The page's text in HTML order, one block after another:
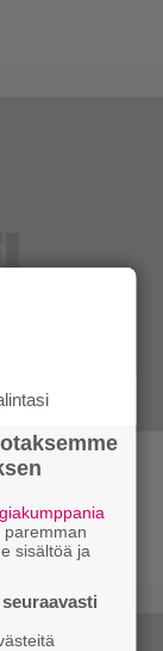
paremman
sisältöä ja